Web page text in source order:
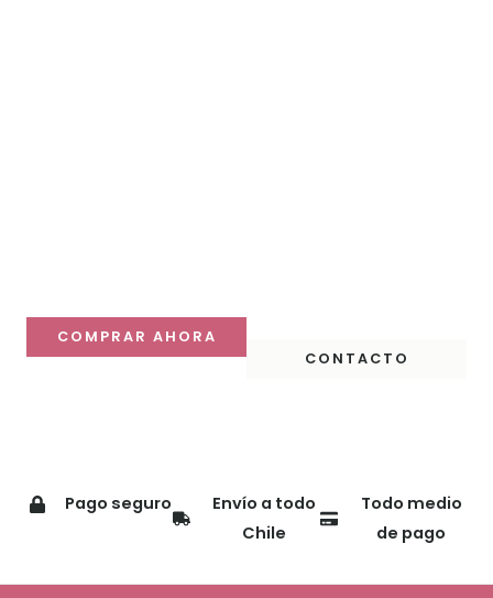
despacho a todo Chile.
COMPRAR AHORA
CONTACTO
Pago seguro
Envío a todo
Chile
Todo medio
de pago